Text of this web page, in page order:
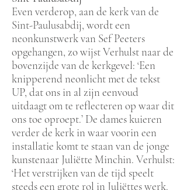
Even verderop, aan de kerk van de
Sint-Paulusabdij, wordt een
neonkunstwerk van Sef Peeters
opgehangen, zo wijst Verhulst naar de
bovenzijde van de kerkgevel: ‘Een
knipperend neonlicht met de tekst
UP, dat ons in al zijn eenvoud
uitdaagt om te reflecteren op waar dit
ons toe oproept.’ De dames kuieren
verder de kerk in waar voorin een
installatie komt te staan van de jonge
kunstenaar Juliëtte Minchin. Verhulst:
‘Het verstrijken van de tijd speelt
steeds een grote rol in Juliëttes werk.